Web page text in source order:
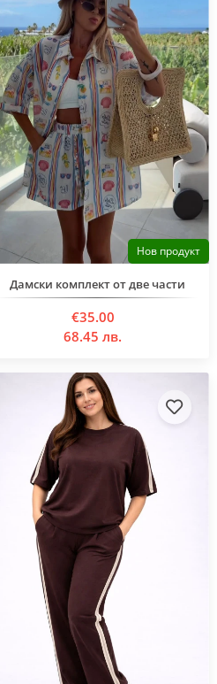
Нов продукт
Дамски комплект от две части
€35.00
68.45 лв.